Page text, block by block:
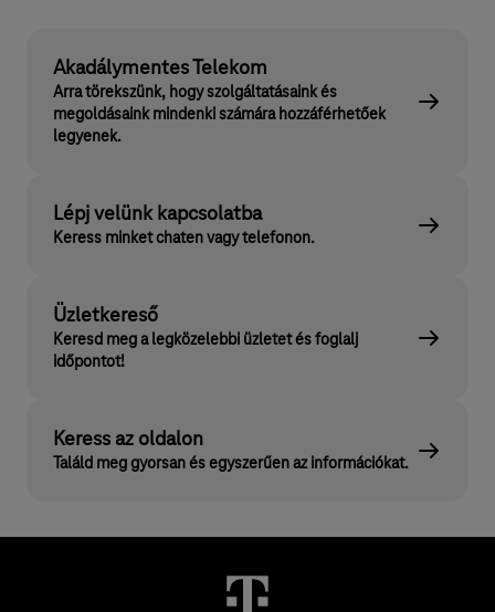
Akadálymentes Telekom
Arra törekszünk, hogy szolgáltatásaink és
megoldásaink mindenki számára hozzáférhetőek
legyenek.
Lépj velünk kapcsolatba
Keress minket chaten vagy telefonon.
Üzletkereső
Keresd meg a legközelebbi üzletet és foglalj
időpontot!
Keress az oldalon
Találd meg gyorsan és egyszerűen az információkat.